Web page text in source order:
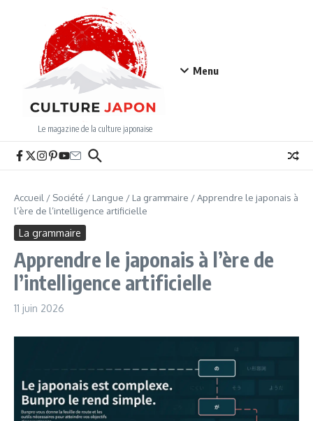
Le magazine de la culture japonaise
Menu
Accueil / Société / Langue / La grammaire /Apprendre le japonais à
l’ère de l’intelligence artificielle
La grammaire
Apprendre le japonais à l’ère de
l’intelligence artificielle
11 juin 2026